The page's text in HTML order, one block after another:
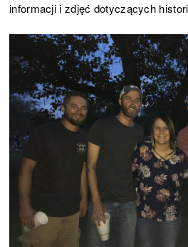
informacji i zdjęć dotyczących